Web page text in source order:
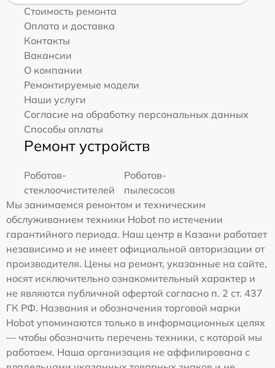
Стоимость ремонта
Оплата и доставка
Контакты
Вакансии
О компании
Ремонтируемые модели
Наши услуги
Согласие на обработку персональных данных
Способы оплаты
Ремонт устройств
Роботов-
стеклоочистителей
Роботов-
пылесосов
Мы занимаемся ремонтом и техническим
обслуживанием техники Hobot по истечении
гарантийного периода. Наш центр в Казани работает
независимо и не имеет официальной авторизации от
производителя. Цены на ремонт, указанные на сайте,
носят исключительно ознакомительный характер и
не являются публичной офертой согласно п. 2 ст. 437
ГК РФ. Названия и обозначения торговой марки
Hobot упоминаются только в информационных целях
— чтобы обозначить перечень техники, с которой мы
работаем. Наша организация не аффилирована с